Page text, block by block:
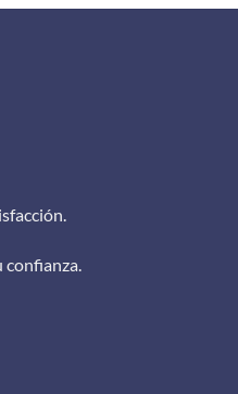
confianza.